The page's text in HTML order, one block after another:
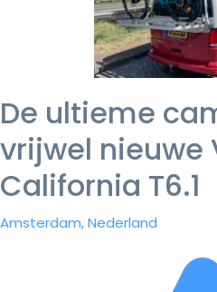
De ultieme
vrijwel nieuwe
California T6.1
Amsterdam, Nederland